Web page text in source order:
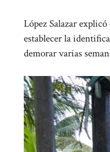
López Salazar
establecer la
demorar varias